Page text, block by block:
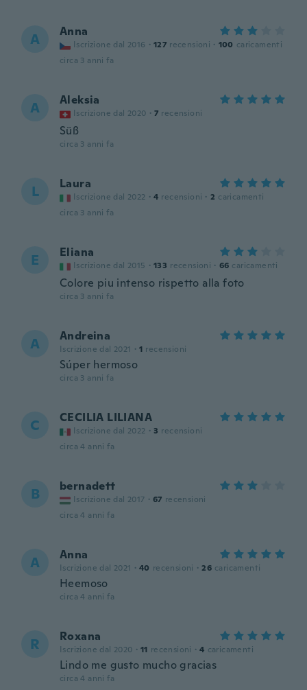
A Anna
Iscrizione dal 2016 · 127 recensioni · 100 caricamenti
circa 3 anni fa
A Aleksia
Iscrizione dal 2020 · 7 recensioni
Süß
circa 3 anni fa
L Laura
Iscrizione dal 2022 · 4 recensioni · 2 caricamenti
circa 3 anni fa
E Eliana
Iscrizione dal 2015 · 133 recensioni · 66 caricamenti
Colore piu intenso rispetto alla foto
circa 3 anni fa
A Andreina
Iscrizione dal 2021 · 1 recensioni
Súper hermoso
circa 3 anni fa
C CECILIA LILIANA
Iscrizione dal 2022 · 3 recensioni
circa 4 anni fa
B bernadett
Iscrizione dal 2017 · 67 recensioni
circa 4 anni fa
A Anna
Iscrizione dal 2021 · 40 recensioni · 26 caricamenti
Heemoso
circa 4 anni fa
R Roxana
Iscrizione dal 2020 · 11 recensioni · 4 caricamenti
Lindo me gusto mucho gracias
circa 4 anni fa